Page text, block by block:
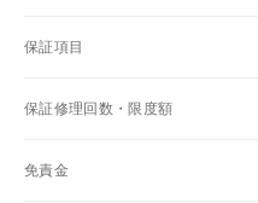
保証項目
保証修理回数・限度額
免責金